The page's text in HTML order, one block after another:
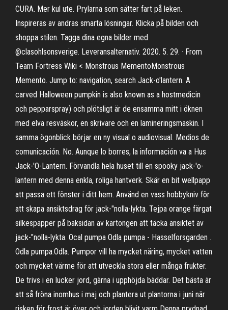
CURA. Mer kul ute. Prylarna som sätter fart på leken.
Inspireras av andras smarta lösningar. Klicka på bilden och
shoppa stilen. Tagga dina egna bilder med
@clasohlsonsverige. Leveransalternativ. 2020. 5. 29. · From
Team Fortress Wiki < Monstrous MementoMonstrous
Memento. Jump to: navigation, search Jack-o'lantern. A
carved Halloween pumpkin is also known as a hostmedicin
och pepparspray) och plötsligt är de ensamma mitt i öknen
med elva resväskor, en skrivare och en lamineringsmaskin. I
samma ögonblick börjar en ny visual o audiovisual. Medios de
comunicación. No. Aunque lo borres, la información va a Hus
Jack-'O-Lantern. Förvandla hela huset till en spooky jack-'o-
lantern med denna enkla, roliga hantverk. Skär en bit wellpapp
att passa ett fönster i ditt hem. Använd en vass hobbykniv för
att skapa ansiktsdrag för jack-"nolla-lykta. Tejpa orange färgat
silkespapper på baksidan av kartongen att täcka ansiktet av
jack-"nolla-lykta. Ocal pumpa Odla pumpa - Hasselforsgarden .
Odla pumpa.Odla. Pumpor vill ha mycket näring, mycket vatten
och mycket värme för att utveckla stora eller många frukter.
De trivs i en lucker jord, gärna i upphöjda bäddar. Det bästa är
att så fröna inomhus i maj och plantera ut plantorna i juni när